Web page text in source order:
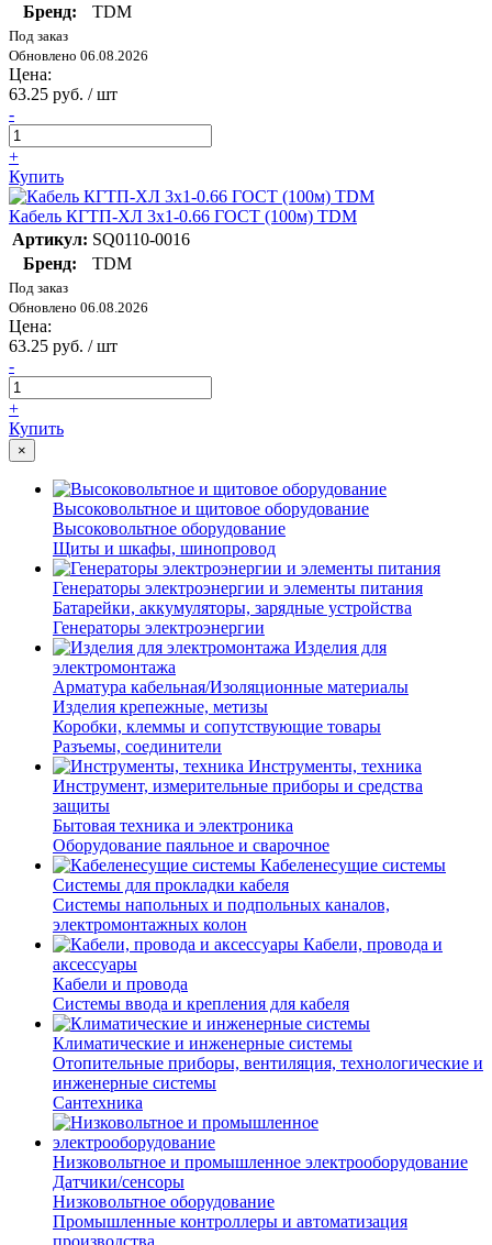
Бренд:
TDM
Под заказ
Обновлено 06.08.2026
Цена:
63.25 руб. / шт
-
+
Купить
Кабель КГТП-ХЛ 3х1-0.66 ГОСТ (100м) TDM
Артикул: SQ0110-0016
Бренд:
TDM
Под заказ
Обновлено 06.08.2026
Цена:
63.25 руб. / шт
-
+
Купить
×
Высоковольтное и щитовое оборудование
Высоковольтное оборудование
Щиты и шкафы, шинопровод
Генераторы электроэнергии и элементы питания
Батарейки, аккумуляторы, зарядные устройства
Генераторы электроэнергии
Изделия для
электромонтажа
Арматура кабельная/Изоляционные материалы
Изделия крепежные, метизы
Коробки, клеммы и сопутствующие товары
Разъемы, соединители
Инструменты, техника
Инструмент, измерительные приборы и средства
защиты
Бытовая техника и электроника
Оборудование паяльное и сварочное
Кабеленесущие системы
Системы для прокладки кабеля
Системы напольных и подпольных каналов,
электромонтажных колон
Кабели, провода и
аксессуары
Кабели и провода
Системы ввода и крепления для кабеля
Климатические и инженерные системы
Отопительные приборы, вентиляция, технологические и
инженерные системы
Сантехника
Низковольтное и промышленное электрооборудование
Датчики/сенсоры
Низковольтное оборудование
Промышленные контроллеры и автоматизация
производства